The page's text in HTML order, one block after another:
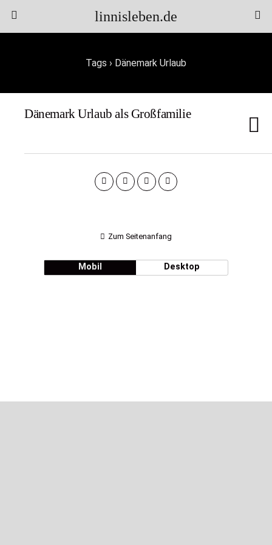
linnisleben.de
Tags › Dänemark Urlaub
Dänemark Urlaub als Großfamilie
Zum Seitenanfang
Mobil Desktop